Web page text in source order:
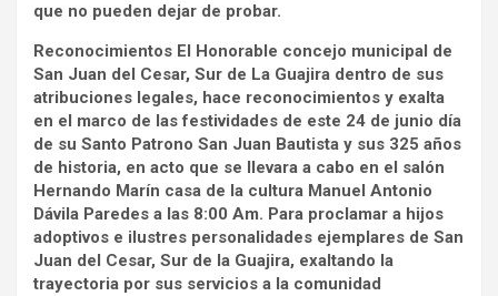
que no pueden dejar de probar.
Reconocimientos El Honorable concejo municipal de
San Juan del Cesar, Sur de La Guajira dentro de sus
atribuciones legales, hace reconocimientos y exalta
en el marco de las festividades de este 24 de junio día
de su Santo Patrono San Juan Bautista y sus 325 años
de historia, en acto que se llevara a cabo en el salón
Hernando Marín casa de la cultura Manuel Antonio
Dávila Paredes a las 8:00 Am. Para proclamar a hijos
adoptivos e ilustres personalidades ejemplares de San
Juan del Cesar, Sur de la Guajira, exaltando la
trayectoria por sus servicios a la comunidad